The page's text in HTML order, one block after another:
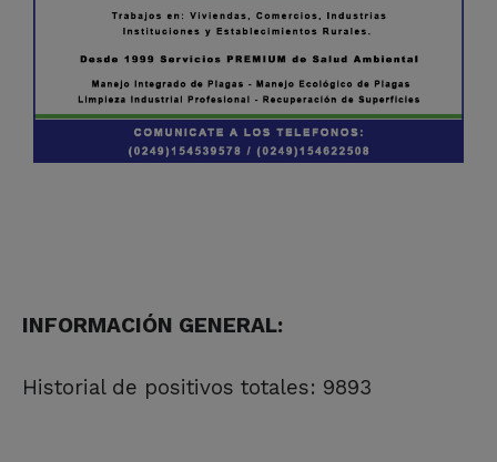
INFORMACIÓN GENERAL:
Historial de positivos totales: 9893